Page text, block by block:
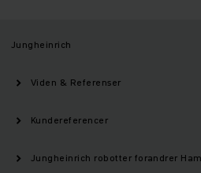
Jungheinrich
Viden & Referenser
Kundereferencer
Jungheinrich robotter forandrer